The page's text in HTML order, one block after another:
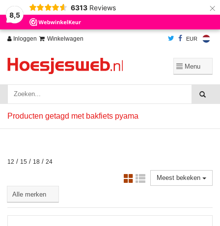
8,5
6313 Reviews ×
Inloggen Winkelwagen EUR
Producten getagd met bakfiets pyama
12 / 15 / 18 / 24
Meest bekeken
Wij slaan cookies op om onze website te verbeteren. Is dat akkoord?
Ja
Nee